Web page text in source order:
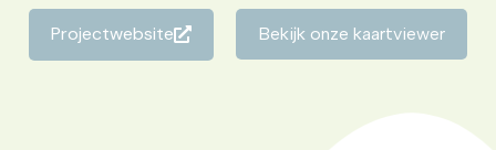
Projectwebsite Bekijk onze kaartviewer